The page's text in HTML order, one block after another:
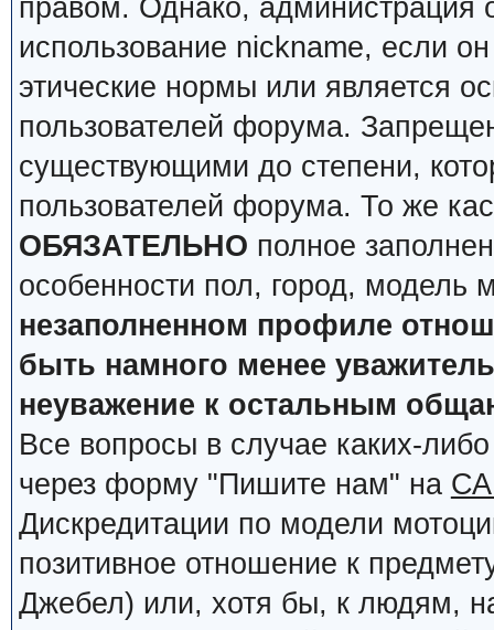
правом. Однако, администрация
использование nickname, если
этические нормы или является
пользователей форума.
существующими до степени,
пользователей форума. То же
ОБЯЗАТЕЛЬНО полное
особенности пол, город, модель
незаполненном профиле
быть намного менее
неуважение к остальным
Все вопросы в случае каких-
через форму "Пишите нам" на
Дискредитации по модели
позитивное отношение к
Джебел) или, хотя бы, к людям,